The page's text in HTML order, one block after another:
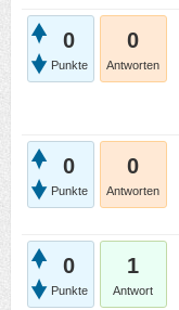
0
Punkte
0
Antworten
0
Punkte
0
Antworten
0
Punkte
1
Antwort